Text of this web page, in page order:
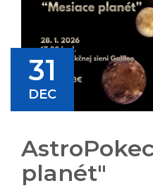
31
DEC
planét"